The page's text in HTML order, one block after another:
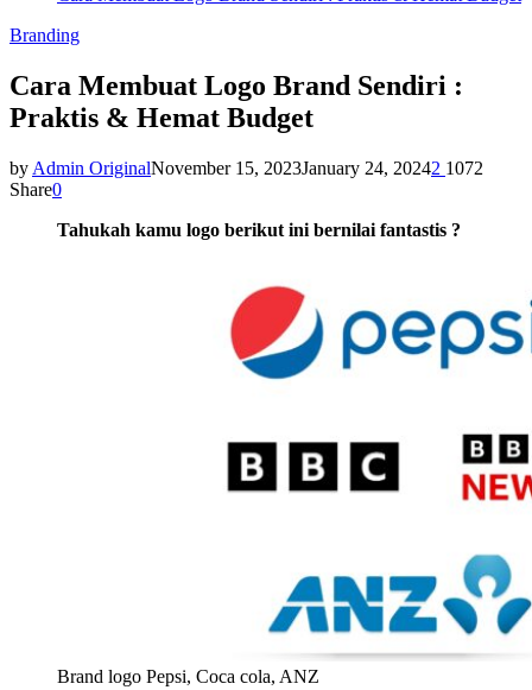
Branding
Cara Membuat Logo Brand Sendiri :
Praktis & Hemat Budget
by Admin OriginalNovember 15, 2023January 24, 20242 1072
Share0
Tahukah kamu logo berikut ini bernilai fantastis ?
Brand logo Pepsi, Coca cola, ANZ